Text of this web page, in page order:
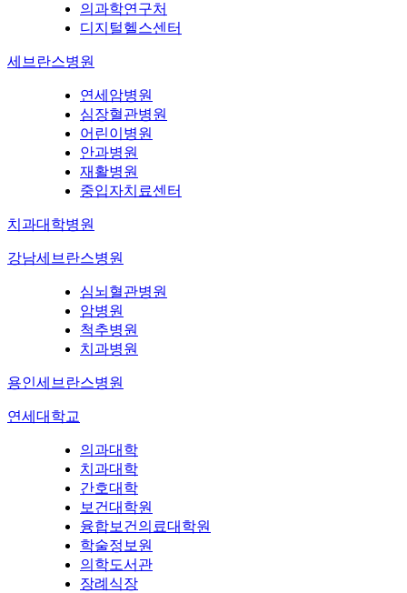
의과학연구처
디지털헬스센터
세브란스병원
연세암병원
심장혈관병원
어린이병원
안과병원
재활병원
중입자치료센터
치과대학병원
강남세브란스병원
심뇌혈관병원
암병원
척추병원
치과병원
용인세브란스병원
연세대학교
의과대학
치과대학
간호대학
보건대학원
융합보건의료대학원
학술정보원
의학도서관
장례식장